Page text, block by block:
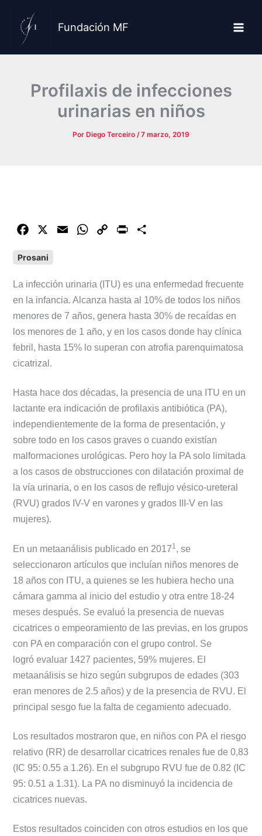
contenido
Fundación MF
Profilaxis de infecciones
urinarias en niños
Por Diego Terceiro /7 marzo, 2019
c
b
o
o
k
l
W
s
A
p
p
C
L
i
n
k
t
a
r
t
i
r
Prosani
La infección urinaria (ITU) es una enfermedad frecuente
en la infancia. Alcanza hasta al 10% de todos los niños
menores de 7 años, genera hasta 30% de recaídas en
los menores de 1 año, y en los casos donde hay clínica
febril, hasta 15% lo superan con atrofia parenquimatosa
cicatrizal.
Hasta hace dos décadas, la presencia de una ITU en un
lactante era indicación de profilaxis antibiótica (PA),
independientemente de la forma de presentación, y
sobre todo en los casos graves o cuando existían
malformaciones urológicas. Pero hoy la PA solo limitada
a los casos de obstrucciones con dilatación proximal de
la vía urinaria, o en los casos de reflujo vésico-ureteral
(RVU) grados IV-V en varones y grados III-V en las
mujeres).
En un metaanálisis publicado en 20171 , se
seleccionaron artículos que incluían niños menores de
18 años con ITU, a quienes se les hubiera hecho una
cámara gamma al inicio del estudio y otra entre 18-24
meses después. Se evaluó la presencia de nuevas
cicatrices o empeoramiento de las previas, en los grupos
con PA en comparación con el grupo control. Se
logró evaluar 1427 pacientes, 59% mujeres. El
metaanálisis se hizo según subgrupos de edades (303
eran menores de 2.5 años) y de la presencia de RVU. El
principal sesgo fue la falta de cegamiento adecuado.
Los resultados mostraron que,en niños con PA el riesgo
relativo (RR) de desarrollar cicatrices renales fue de 0,83
(IC 95: 0.55 a 1.26). En el subgrupo RVU fue de 0.82 (IC
95: 0.51 a 1.31). La PA no disminuyó la incidencia de
cicatrices nuevas.
Estos resultados coinciden con otros estudios en los que